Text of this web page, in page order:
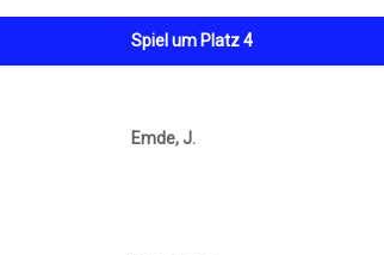
Spiel um Platz 4
Emde, J.